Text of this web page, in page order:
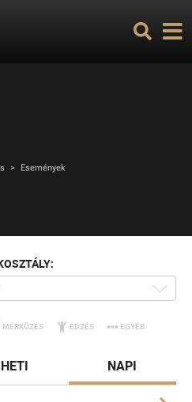
> Események
MÉRKŐZÉS EDZÉS EGYÉB
HETI NAPI